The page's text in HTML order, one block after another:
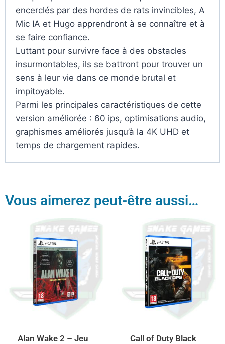
encerclés par des hordes de rats invincibles, A
Mic IA et Hugo apprendront à se connaître et à
se faire confiance.
Luttant pour survivre face à des obstacles
insurmontables, ils se battront pour trouver un
sens à leur vie dans ce monde brutal et
impitoyable.
Parmi les principales caractéristiques de cette
version améliorée : 60 ips, optimisations audio,
graphismes améliorés jusqu’à la 4K UHD et
temps de chargement rapides.
Vous aimerez peut-être aussi…
Alan Wake 2 – Jeu
Call of Duty Black